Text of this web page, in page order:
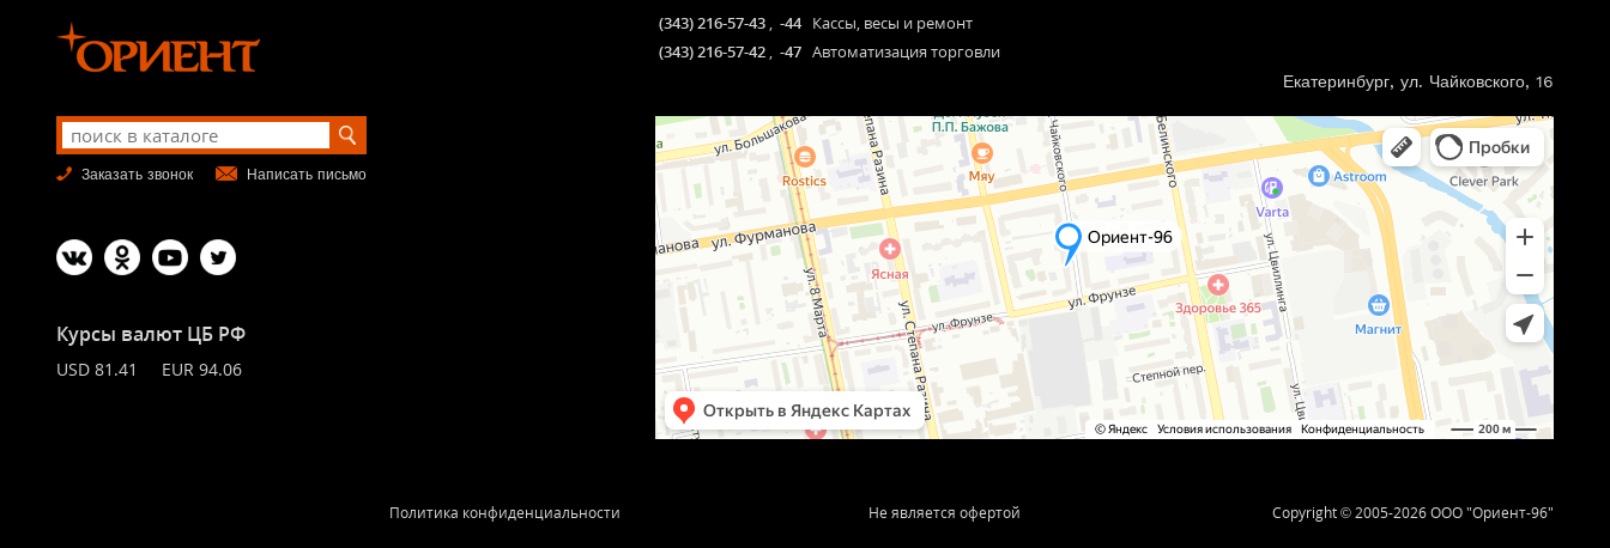
(343) 216-57-43 , -44 Кассы, весы и ремонт
(343) 216-57-42 , -47 Автоматизация торговли
Екатеринбург, ул. Чайковского, 16
Заказать звонок Написать письмо
Курсы валют ЦБ РФ
USD 81.41 EUR 94.06
Политика конфиденциальности Не является офертой Copyright © 2005-2026 ООО "Ориент-96"